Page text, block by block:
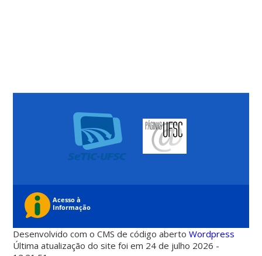
Desenvolvido com o CMS de código abertoWordpress
Última atualização do site foi em 24 de julho 2026 -